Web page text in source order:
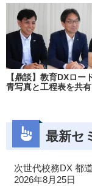
【鼎談】教育DXロ
青写真と工程表を共有
最新セ
次世代校務DX 都
2026年8月25日